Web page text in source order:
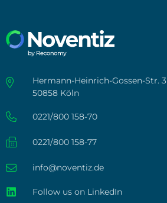
Hermann-Heinrich-Gossen-Str. 3
50858 Köln
0221/800 158-70
0221/800 158-77
info@noventiz.de
Follow us on LinkedIn